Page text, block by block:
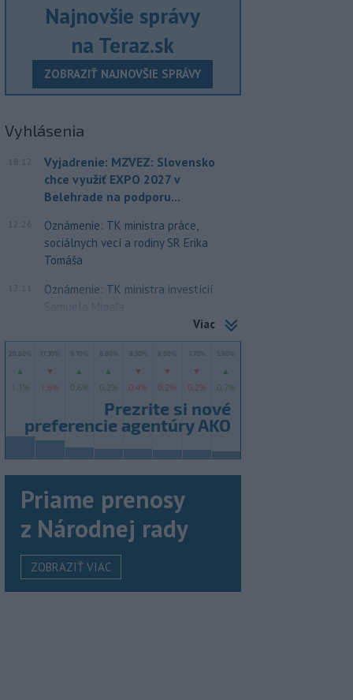
Najnovšie správy
na Teraz.sk
ZOBRAZIŤ NAJNOVŠIE SPRÁVY
Vyhlásenia
18:12
Vyjadrenie: MZVEZ: Slovensko
chce využiť EXPO 2027 v
Belehrade na podporu...
12:26
Oznámenie: TK ministra práce,
sociálnych vecí a rodiny SR Erika
Tomáša
Oznámenie: TK ministra investícií
Samuela Migaľa
Viac
Priame prenosy
z Národnej rady
ZOBRAZIŤ VIAC